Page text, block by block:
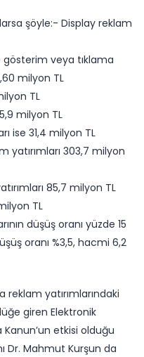
şöyle:- Display reklam
veya tıklama
milyon TL
TL
milyon TL
ise 31,4 milyon TL
303,7 milyon
85,7 milyon TL
TL
düşüş oranı yüzde 15
oranı %3,5, hacmi 6,2
reklam yatırımlarındaki
giren Elektronik
etkisi olduğu
Dr. Mahmut Kurşun da